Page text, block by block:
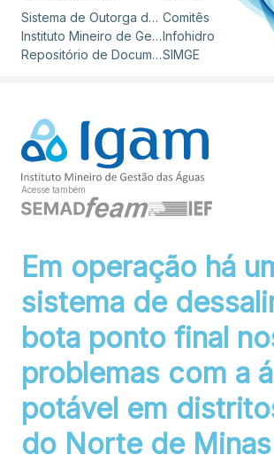
Sistema de Outorga de Direito de Uso de Recursos Hídricos – SOUT
Instituto Mineiro de Gestão das Águas
Repositório de Documentos
Comitês
Infohidro
SIMGE
Acesse também
Em operação há
sistema de
bota ponto final
problemas com a
potável em
do Norte de Minas